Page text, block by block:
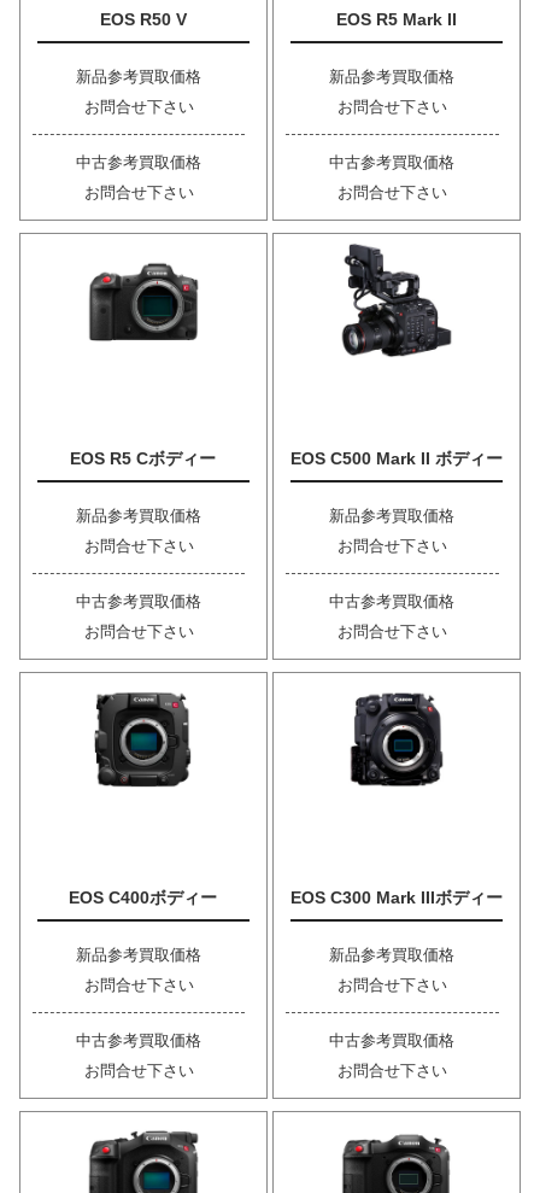
EOS R50 V
新品参考買取価格
お問合せ下さい
中古参考買取価格
お問合せ下さい
EOS R5 Mark II
新品参考買取価格
お問合せ下さい
中古参考買取価格
お問合せ下さい
EOS R5 Cボディー
新品参考買取価格
お問合せ下さい
中古参考買取価格
お問合せ下さい
EOS C500 Mark II ボディー
新品参考買取価格
お問合せ下さい
中古参考買取価格
お問合せ下さい
EOS C400ボディー
新品参考買取価格
お問合せ下さい
中古参考買取価格
お問合せ下さい
EOS C300 Mark IIIボディー
新品参考買取価格
お問合せ下さい
中古参考買取価格
お問合せ下さい